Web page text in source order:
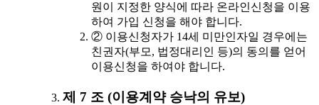
원이 지정한 양식에 따라 온라인신청을 이용
하여 가입 신청을 해야 합니다.
② 이용신청자가 14세 미만인자일 경우에는
친권자(부모, 법정대리인 등)의 동의를 얻어
이용신청을 하여야 합니다.
제 7 조 (이용계약 승낙의 유보)